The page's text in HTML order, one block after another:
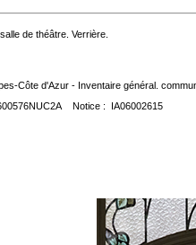
de théâtre. Verrière.
Côte d'Azur - Inventaire général.
Notice : IA06002615